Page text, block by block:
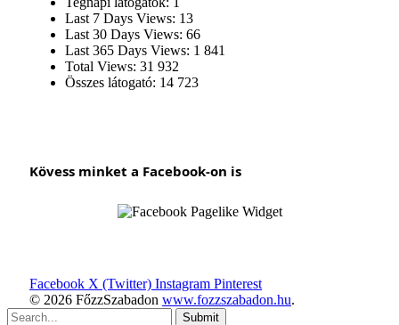
Last 7 Days Views: 13
Last 30 Days Views: 66
Last 365 Days Views: 1 841
Total Views: 31 932
Összes látogató: 14 723
Kövess minket a Facebook-on is
Facebook X (Twitter) Instagram Pinterest
© 2026 FőzzSzabadon www.fozzszabadon.hu.
Submit